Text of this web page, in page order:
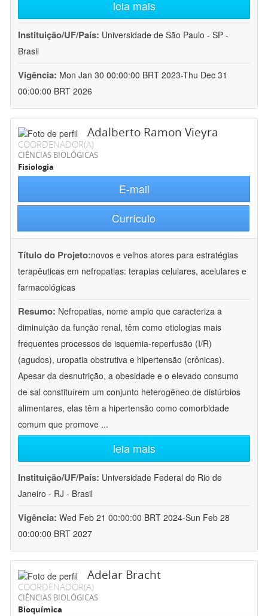
leia mais
Instituição/UF/País: Universidade de São Paulo - SP -
Brasil
Vigência: Mon Jan 30 00:00:00 BRT 2023-Thu Dec 31
00:00:00 BRT 2026
Adalberto Ramon Vieyra
COORDENADOR(A)
CIÊNCIAS BIOLÓGICAS
Fisiologia
E-mail
Currículo
Título do Projeto:novos e velhos atores para estratégias
terapêuticas em nefropatias: terapias celulares, acelulares e
farmacológicas
Resumo: Nefropatias, nome amplo que caracteriza a
diminuição da função renal, têm como etiologias mais
frequentes processos de isquemia-reperfusão (I/R)
(agudos), uropatia obstrutiva e hipertensão (crônicas).
Apesar da desnutrição, a obesidade e o elevado consumo
de sal constituírem um conjunto heterogêneo de distúrbios
alimentares, elas têm a hipertensão como comorbidade
comum que promove ...
leia mais
Instituição/UF/País: Universidade Federal do Rio de
Janeiro - RJ - Brasil
Vigência: Wed Feb 21 00:00:00 BRT 2024-Sun Feb 28
00:00:00 BRT 2027
Adelar Bracht
COORDENADOR(A)
CIÊNCIAS BIOLÓGICAS
Bioquímica